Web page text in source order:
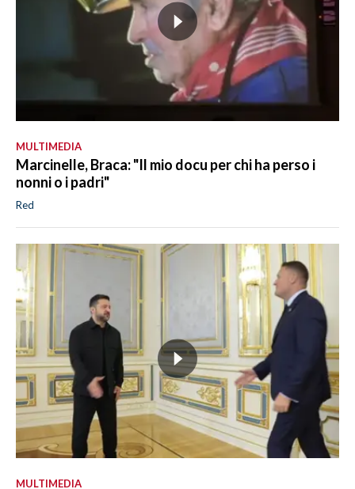
MULTIMEDIA
Marcinelle, Braca: "Il mio docu per chi ha perso i
nonni o i padri"
Red
MULTIMEDIA